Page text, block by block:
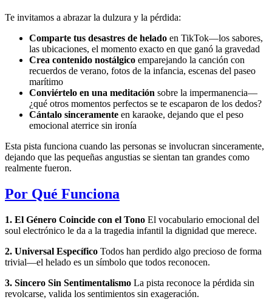
Te invitamos a abrazar la dulzura y la pérdida:
Comparte tus desastres de helado en TikTok—los sabores,
las ubicaciones, el momento exacto en que ganó la gravedad
Crea contenido nostálgico emparejando la canción con
recuerdos de verano, fotos de la infancia, escenas del paseo
marítimo
Conviértelo en una meditación sobre la impermanencia—
¿qué otros momentos perfectos se te escaparon de los dedos?
Cántalo sinceramente en karaoke, dejando que el peso
emocional aterrice sin ironía
Esta pista funciona cuando las personas se involucran sinceramente,
dejando que las pequeñas angustias se sientan tan grandes como
realmente fueron.
Por Qué Funciona
1. El Género Coincide con el Tono El vocabulario emocional del
soul electrónico le da a la tragedia infantil la dignidad que merece.
2. Universal Específico Todos han perdido algo precioso de forma
trivial—el helado es un símbolo que todos reconocen.
3. Sincero Sin Sentimentalismo La pista reconoce la pérdida sin
revolcarse, valida los sentimientos sin exageración.